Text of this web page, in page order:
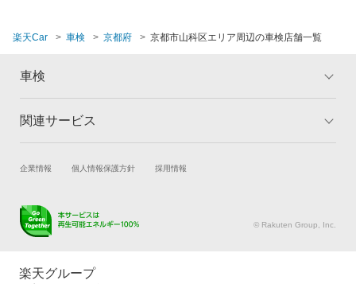
楽天Car 車検 京都府 京都市山科区エリア周辺の車検店舗一覧
車検
トップ
車検の基礎知識 キャンペーン一覧
関連サービス
試乗・商談 新車購入
キズ修理予約
メンテナンス管理
タイヤ交換サービス
企業情報 個人情報保護方針 採用情報
© Rakuten Group, Inc.
楽天グループ